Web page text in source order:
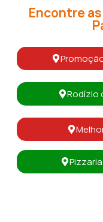
Encontre
Rodízio